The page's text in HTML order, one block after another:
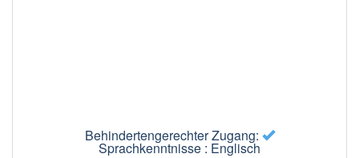
Behindertengerechter Zugang:
Sprachkenntnisse : Englisch